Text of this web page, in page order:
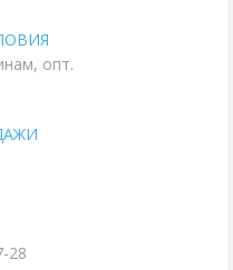
опт.
28